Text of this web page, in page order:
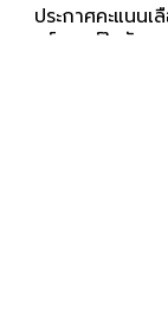
ประกาศคะแนน
อร์แลนด์ในอัง